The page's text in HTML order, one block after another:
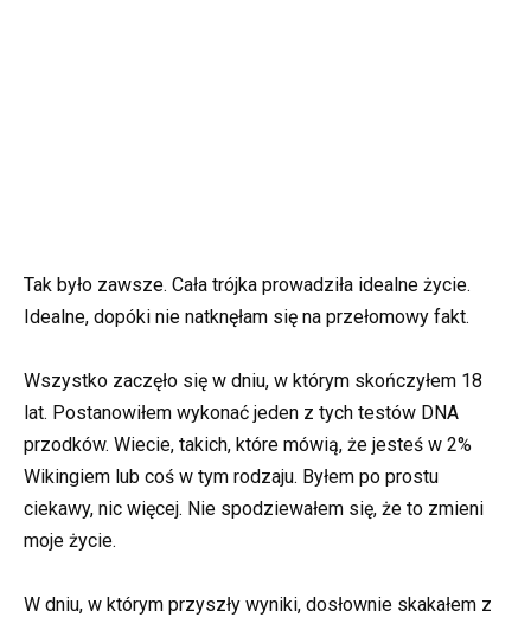
Tak było zawsze. Cała trójka prowadziła idealne życie.
Idealne, dopóki nie natknęłam się na przełomowy fakt.
Wszystko zaczęło się w dniu, w którym skończyłem 18
lat. Postanowiłem wykonać jeden z tych testów DNA
przodków. Wiecie, takich, które mówią, że jesteś w 2%
Wikingiem lub coś w tym rodzaju. Byłem po prostu
ciekawy, nic więcej. Nie spodziewałem się, że to zmieni
moje życie.
W dniu, w którym przyszły wyniki, dosłownie skakałem z